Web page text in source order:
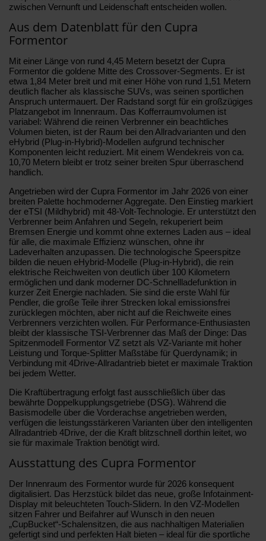
zwischen Vernunft und Leidenschaft entscheiden wollen.
Aus dem Datenblatt für den Cupra
Formentor
Mit einer Länge von rund 4,45 Metern besetzt der Cupra
Formentor die goldene Mitte des Crossover-Segments. Er ist
etwa 1,84 Meter breit und mit einer Höhe von rund 1,51 Metern
deutlich flacher als klassische SUVs, was seinen sportlichen
Anspruch untermauert. Der Radstand sorgt für ein großzügiges
Platzangebot im Innenraum. Das Kofferraumvolumen ist
variabel: Während die reinen Verbrenner ein beachtliches
Volumen bieten, ist der Raum bei den Allradvarianten und den
eHybrid (Plug-in-Hybrid)-Modellen aufgrund technischer
Komponenten leicht reduziert. Mit einem Wendekreis von ca.
10,70 Metern bleibt er trotz seiner breiten Spur überraschend
handlich.
Angetrieben wird der Cupra Formentor im Jahr 2026 von einer
breiten Palette hochmoderner Aggregate. Den Einstieg markiert
der eTSI (Mildhybrid) mit 48-Volt-Technologie. Er unterstützt den
Verbrenner beim Anfahren und Segeln, rekuperiert beim
Bremsen Energie und kommt ohne externes Laden aus – ideal
für alle, die maximale Effizienz wünschen, ohne ihr
Ladeverhalten anzupassen. Die technologische Speerspitze
bilden die neuen eHybrid-Modelle (Plug-in-Hybrid), die rein
elektrische Reichweiten von deutlich über 100 Kilometern
ermöglichen und dank moderner DC-Schnellladefunktion in
kurzer Zeit Energie nachladen. Sie sind die erste Wahl für
Pendler, die große Teile ihrer Strecken lokal emissionsfrei
zurücklegen möchten, aber nicht auf die Reichweite eines
Verbrenners verzichten wollen. Für Performance-Enthusiasten
bleibt der klassische TSI-Verbrenner das Maß der Dinge: Das
Spitzenmodell Formentor VZ setzt als VZ-Variante mit hoher
Leistung und Torque-Splitter Maßstäbe für Querdynamik; in
Verbindung mit 4Drive-Allradantrieb bietet er maximale Traktion
bei jedem Wetter.
Die Kraftübertragung erfolgt fast ausschließlich über das
bewährte Doppelkupplungsgetriebe (DSG). Während die
Basismodelle über die Vorderachse angetrieben werden,
verfügen die leistungsstärkeren Varianten über den intelligenten
Allradantrieb 4Drive, der die Kraft blitzschnell dorthin leitet, wo
sie für maximale Traktion benötigt wird.
Ausstattung des Cupra Formentor
Der Innenraum des Formentor wurde für 2026 konsequent
digitalisiert. Das Herzstück bildet das neue, große Infotainment-
Display mit beleuchteten Touch-Slidern. In den VZ-Modellen
sitzen Fahrer und Beifahrer auf Wunsch in den neuen
„CupBucket“-Schalensitzen, die aus nachhaltigen Materialien
gefertigt sind und perfekten Halt bieten – ideal für die sportliche